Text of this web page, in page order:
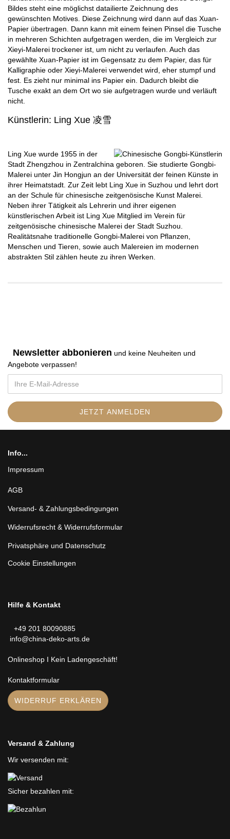
Bildes steht eine möglichst datailierte Zeichnung des
gewünschten Motives. Diese Zeichnung wird dann auf das Xuan-
Papier übertragen. Dann kann mit einem feinen Pinsel die Tusche
in mehreren Schichten aufgetragen werden, die im Vergleich zur
Xieyi-Malerei trockener ist, um nicht zu verlaufen. Auch das
gewählte Xuan-Papier ist im Gegensatz zu dem Papier, das für
Kalligraphie oder Xieyi-Malerei verwendet wird, eher stumpf und
fest. Es zieht nur minimal ins Papier ein. Dadurch bleibt die
Tusche exakt an dem Ort wo sie aufgetragen wurde und verläuft
nicht.
Künstlerin: Ling Xue 凌雪
Ling Xue wurde 1955 in der
Stadt Zhengzhou in Zentralchina geboren. Sie studierte Gongbi-
Malerei unter Jin Hongjun an der Universität der feinen Künste in
ihrer Heimatstadt. Zur Zeit lebt Ling Xue in Suzhou und lehrt dort
an der Schule für chinesische zeitgenösische Kunst Malerei.
Neben ihrer Tätigkeit als Lehrerin und ihrer eigenen
künstlerischen Arbeit ist Ling Xue Mitglied im Verein für
zeitgenösische chinesische Malerei der Stadt Suzhou.
Realitätsnahe traditionelle Gongbi-Malerei von Pflanzen,
Menschen und Tieren, sowie auch Malereien im modernen
abstrakten Stil zählen heute zu ihren Werken.
Newsletter abbonieren und keine Neuheiten und
Angebote verpassen!
Info...
Impressum
AGB
Versand- & Zahlungsbedingungen
Widerrufsrecht & Widerrufsformular
Privatsphäre und Datenschutz
Cookie Einstellungen
Hilfe & Kontakt
+49 201 80090885
info@china-deko-arts.de
Onlineshop I Kein Ladengeschäft!
Kontaktformular
WIDERRUF ERKLÄREN
Versand & Zahlung
Wir versenden mit:
Sicher bezahlen mit: